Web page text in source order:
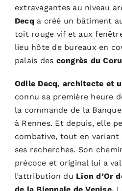
extravagantes au niveau
Decq a créé un bâtiment
toit rouge vif et aux
lieu hôte de bureaux en
palais des congrès du
Odile Decq, architecte et
connu sa première heure
la commande de la
à Rennes. Et depuis, elle
combative, tout en
ses recherches. Son
précoce et original lui a
l’attribution du Lion d’Or